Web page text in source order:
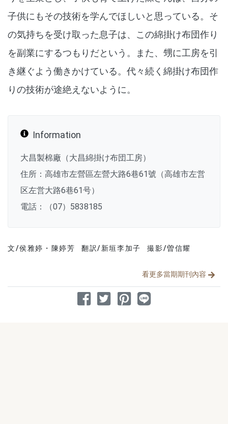
子供にもその技術を学んでほしいと思っている。そ
の気持ちを受け取った息子は、この綿掛け布団作り
を副業にするつもりだという。また、甥に工房を引
き継ぐよう働きかけている。代々続く綿掛け布団作
りの技術が途絶えないように。
Information
大昌製棉廠（大昌綿掛け布団工房）
住所：高雄市左營區左營大路6巷61號（高雄市左営
区左営大路6巷61号）
電話：（07）5838185
文/侯雅婷・陳婷芳 翻訳/新垣李加子 撮影/曽信耀
看更多當期期刊內容
分享文章
分享到 Facebook
分享到 Twitter
分享到 Pinterest
分享到 Line